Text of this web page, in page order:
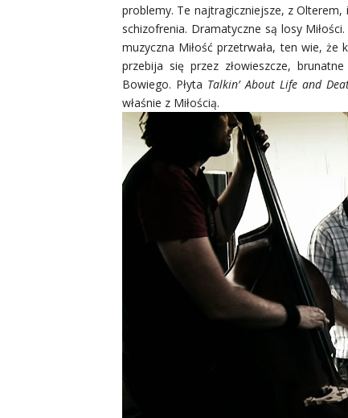
problemy. Te najtragiczniejsze, z
schizofrenia. Dramatyczne są losy
muzyczna Miłość przetrwała, ten wie,
przebija się przez złowieszcze,
Bowiego. Płyta Talkin’ About Life and
właśnie z Miłością.